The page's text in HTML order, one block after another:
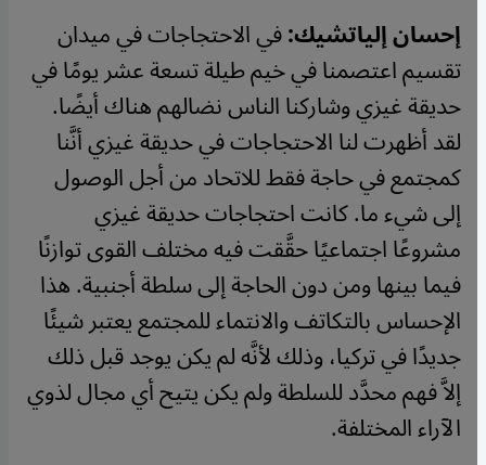
إحسان إلياتشيك:في الاحتجاجات في ميدان
تقسيم اعتصمنا في خيم طيلة تسعة عشر يومًا في
حديقة غيزي وشاركنا الناس نضالهم هناك أيضًا.
لقد أظهرت لنا الاحتجاجات في حديقة غيزي أنَّنا
كمجتمع في حاجة فقط للاتحاد من أجل الوصول
إلى شيء ما. كانت احتجاجات حديقة غيزي
مشروعًا اجتماعيًا حقَّقت فيه مختلف القوى توازنًا
فيما بينها ومن دون الحاجة إلى سلطة أجنبية. هذا
الإحساس بالتكاتف والانتماء للمجتمع يعتبر شيئًا
جديدًا في تركيا، وذلك لأنَّه لم يكن يوجد قبل ذلك
إلاَّ فهم محدَّد للسلطة ولم يكن يتيح أي مجال لذوي
الآراء المختلفة.